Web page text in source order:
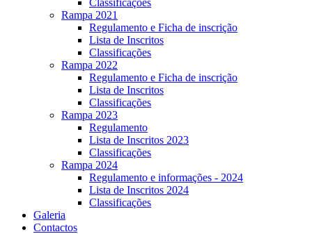
Classificações
Rampa 2021
Regulamento e Ficha de inscrição
Lista de Inscritos
Classificações
Rampa 2022
Regulamento e Ficha de inscrição
Lista de Inscritos
Classificações
Rampa 2023
Regulamento
Lista de Inscritos 2023
Classificações
Rampa 2024
Regulamento e informações - 2024
Lista de Inscritos 2024
Classificações
Galeria
Contactos